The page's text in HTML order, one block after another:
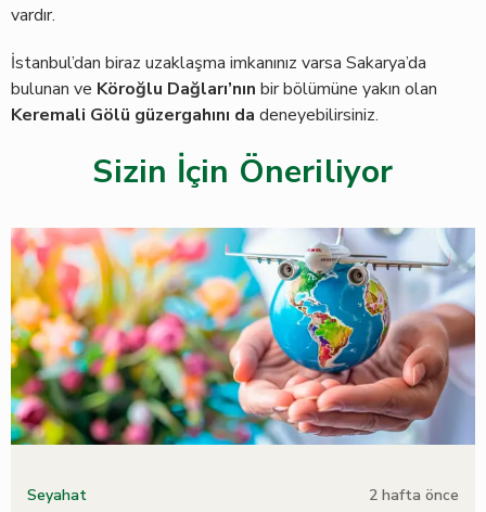
vardır.
İstanbul’dan biraz uzaklaşma imkanınız varsa Sakarya’da
bulunan ve Köroğlu Dağları’nın bir bölümüne yakın olan
Keremali Gölü güzergahını da deneyebilirsiniz.
Sizin İçin Öneriliyor
Seyahat 2 hafta önce